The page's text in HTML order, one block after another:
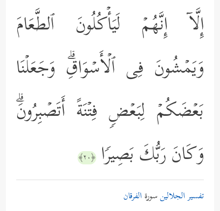
إِلَّاۤ إِنَّهُمۡ لَیَأۡكُلُونَ ٱلطَّعَامَ
وَیَمۡشُونَ فِی ٱلۡأَسۡوَاقِۗ وَجَعَلۡنَا
بَعۡضَكُمۡ لِبَعۡضࣲ فِتۡنَةً أَتَصۡبِرُونَۗ
وَكَانَ رَبُّكَ بَصِیرࣰا ﴿٢٠﴾
تفسير الجلالينسورة الفرقان